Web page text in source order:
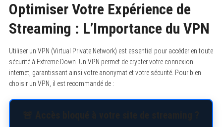
Optimiser Votre Expérience de
Streaming : L’Importance du VPN
Utiliser un VPN (Virtual Private Network) est essentiel pour accéder en toute
sécurité à Extreme Down. Un VPN permet de crypter votre connexion
internet, garantissant ainsi votre anonymat et votre sécurité. Pour bien
choisir un VPN, il est recommandé de :